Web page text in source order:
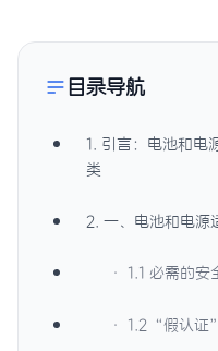
目录导航
1. 引言：电池和
类
2. 一、电池和电源
· 1.1 必需的安
· 1.2 “假认证